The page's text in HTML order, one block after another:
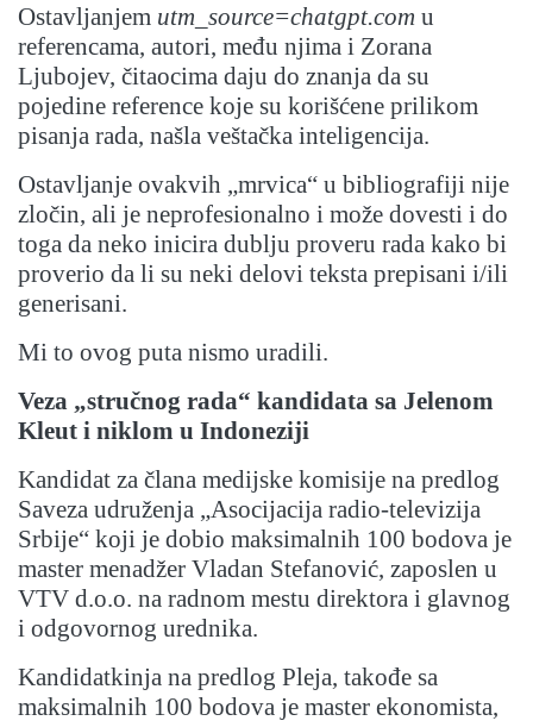
Ostavljanjem utm_source=chatgpt.com u
referencama, autori, među njima i Zorana
Ljubojev, čitaocima daju do znanja da su
pojedine reference koje su korišćene prilikom
pisanja rada, našla veštačka inteligencija.
Ostavljanje ovakvih „mrvica“ u bibliografiji nije
zločin, ali je neprofesionalno i može dovesti i do
toga da neko inicira dublju proveru rada kako bi
proverio da li su neki delovi teksta prepisani i/ili
generisani.
Mi to ovog puta nismo uradili.
Veza „stručnog rada“ kandidata sa Jelenom
Kleut i niklom u Indoneziji
Kandidat za člana medijske komisije na predlog
Saveza udruženja „Asocijacija radio-televizija
Srbije“ koji je dobio maksimalnih 100 bodova je
master menadžer Vladan Stefanović, zaposlen u
VTV d.o.o. na radnom mestu direktora i glavnog
i odgovornog urednika.
Kandidatkinja na predlog Pleja, takođe sa
maksimalnih 100 bodova je master ekonomista,